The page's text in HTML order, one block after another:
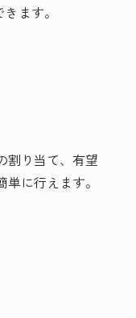
ます。
割り当て、有望
に行えます。